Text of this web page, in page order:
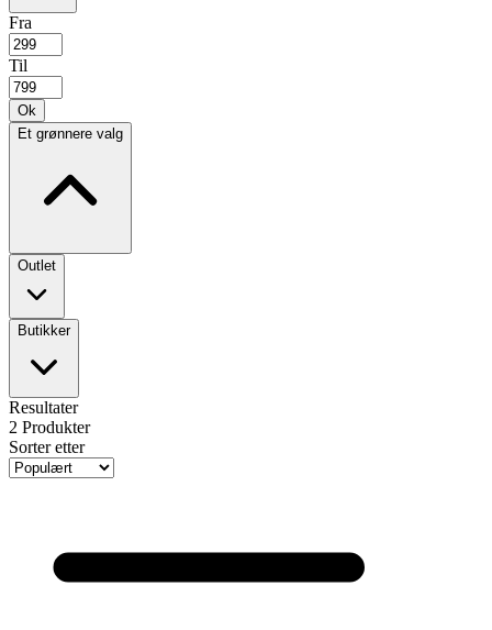
Fra
Til
Ok
Et grønnere valg
Outlet
Butikker
Resultater
2 Produkter
Sorter etter